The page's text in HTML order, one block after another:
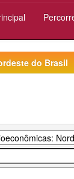
do Brasil